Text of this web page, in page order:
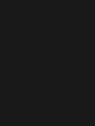
nueva ventana)
nueva ventana)